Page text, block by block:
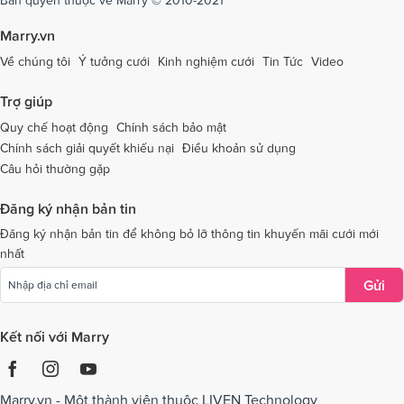
Dịch vụ cưới tại Thái Bình Dịch vụ cưới tại Thanh Hóa
Dịch vụ cưới tại Thừa Thiên - Huế
Dịch vụ cưới tại An Giang Dịch vụ cưới tại Trà Vinh
Dịch vụ cưới tại Tuyên Quang Dịch vụ cưới tại Vĩnh Long
Dịch vụ cưới tại Bà Rịa - Vũng TàuDịch vụ cưới tại Bắc Giang
Dịch vụ cưới tại Bắc Kạn
Marry.vn
Về chúng tôi Ý tưởng cưới Kinh nghiệm cưới Tin Tức Video
Trợ giúp
Quy chế hoạt động
Chính sách bảo mật
Chính sách giải quyết khiếu nại Điều khoản sử dụng
Câu hỏi thường gặp
Đăng ký nhận bản tin
Đăng ký nhận bản tin để không bỏ lỡ thông tin khuyến mãi cưới mới
nhất
Gửi
Kết nối với Marry
Marry.vn - Một thành viên thuộc LIVEN Technology